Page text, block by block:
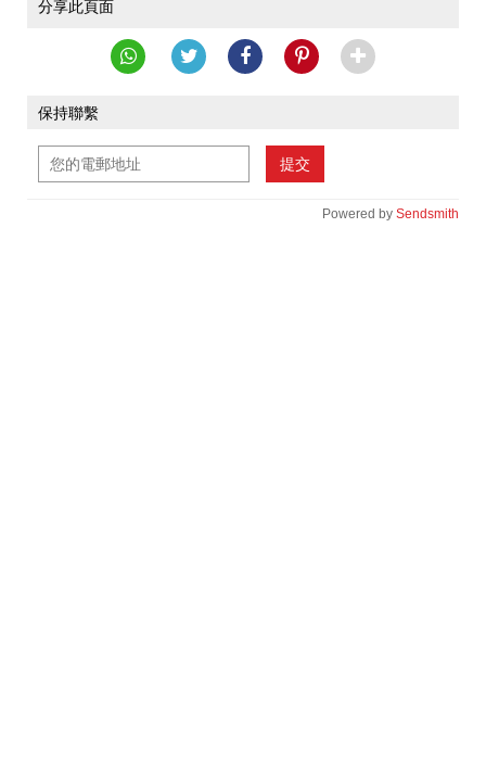
分享此頁面
保持聯繫
提交
Powered by Sendsmith